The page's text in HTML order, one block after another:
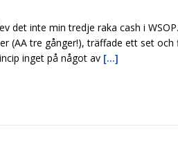
det inte min tredje raka cash i
(AA tre gånger!), träffade ett set och
inget på något av [...]